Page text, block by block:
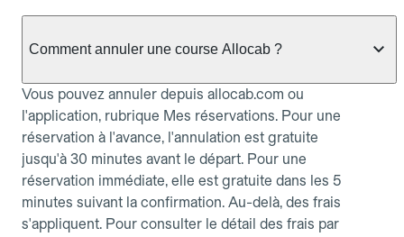
Comment annuler une course Allocab ?
Vous pouvez annuler depuis allocab.com ou
l'application, rubrique Mes réservations. Pour une
réservation à l'avance, l'annulation est gratuite
jusqu'à 30 minutes avant le départ. Pour une
réservation immédiate, elle est gratuite dans les 5
minutes suivant la confirmation. Au-delà, des frais
s'appliquent. Pour consulter le détail des frais par